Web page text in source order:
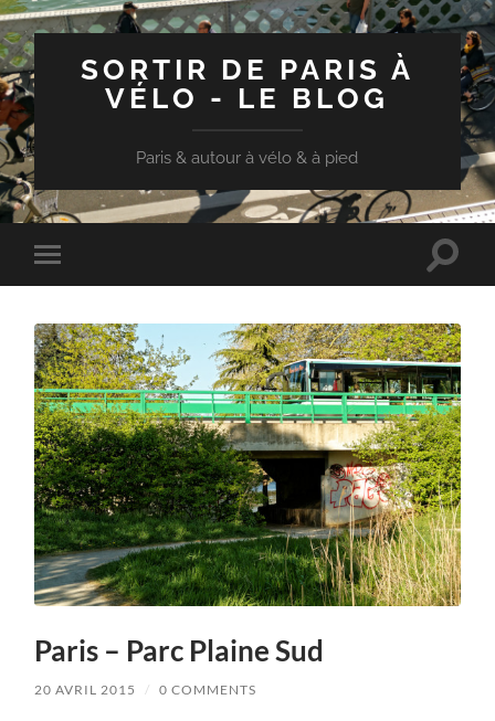
SORTIR DE PARIS À
VÉLO - LE BLOG
Paris & autour à vélo & à pied
Toggle
mobile
Toggle
Paris – Parc Plaine Sud
20 AVRIL 2015 / 0 COMMENTS